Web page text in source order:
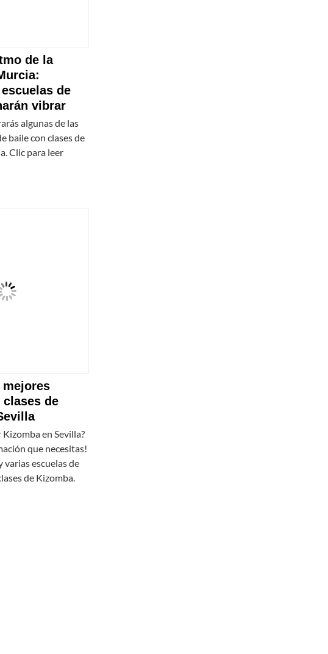
de la
de
vibrar
algunas de las
baile con clases de
Clic para leer
mejores
clases de
en Sevilla?
que necesitas!
varias escuelas de
de Kizomba.